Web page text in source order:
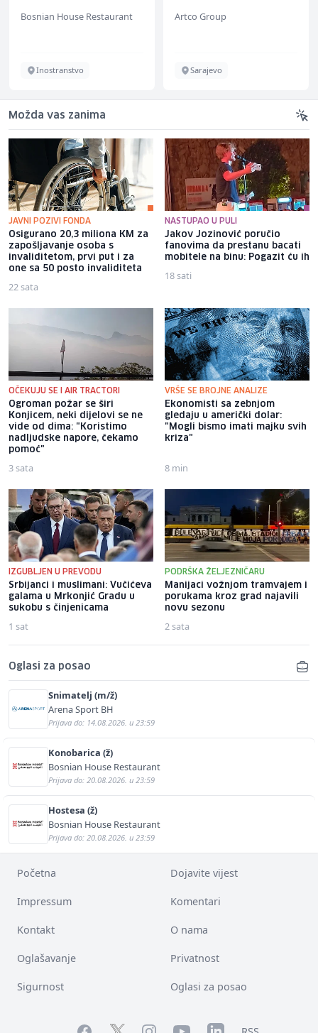
Bosnian House Restaurant
Inostranstvo
Artco Group
Sarajevo
Možda vas zanima
JAVNI POZIVI FONDA
Osigurano 20,3 miliona KM za
zapošljavanje osoba s
invaliditetom, prvi put i za
one sa 50 posto invaliditeta
22 sata
NASTUPAO U PULI
Jakov Jozinović poručio
fanovima da prestanu bacati
mobitele na binu: Pogazit ću ih
18 sati
OČEKUJU SE I AIR TRACTORI
Ogroman požar se širi
Konjicem, neki dijelovi se ne
vide od dima: "Koristimo
nadljudske napore, čekamo
pomoć"
3 sata
VRŠE SE BROJNE ANALIZE
Ekonomisti sa zebnjom
gledaju u američki dolar:
"Mogli bismo imati majku svih
kriza"
8 min
IZGUBLJEN U PREVODU
Srbijanci i muslimani: Vučićeva
galama u Mrkonjić Gradu u
sukobu s činjenicama
1 sat
PODRŠKA ŽELJEZNIČARU
Manijaci vožnjom tramvajem i
porukama kroz grad najavili
novu sezonu
2 sata
Oglasi za posao
Snimatelj (m/ž)
Arena Sport BH
Prijava do: 14.08.2026. u 23:59
Konobarica (ž)
Bosnian House Restaurant
Prijava do: 20.08.2026. u 23:59
Hostesa (ž)
Bosnian House Restaurant
Prijava do: 20.08.2026. u 23:59
Početna Dojavite vijest
Impressum Komentari
Kontakt O nama
Oglašavanje Privatnost
Sigurnost Oglasi za posao
Facebook YouTubeLinkedIn